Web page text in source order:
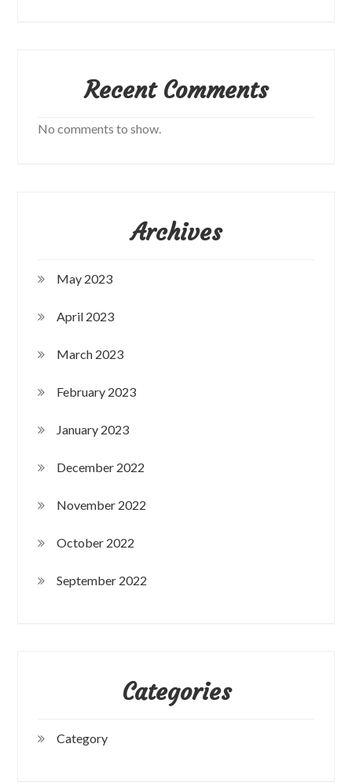
Recent Comments
No comments to show.
Archives
May 2023
April 2023
March 2023
February 2023
January 2023
December 2022
November 2022
October 2022
September 2022
Categories
Category